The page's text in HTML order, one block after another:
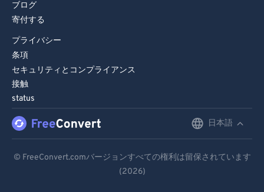
ブログ
寄付する
プライバシー
条項
セキュリティとコンプライアンス
接触
status
日本語
Español
© FreeConvert.comバージョンすべての権利は留保されています
(2026)